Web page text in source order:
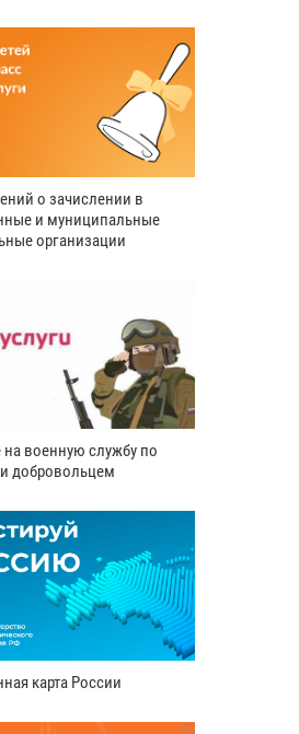
о зачислении в
и муниципальные
организации
на военную службу по
добровольцем
карта России